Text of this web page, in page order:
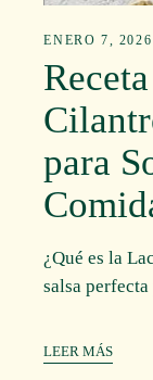
ENERO 7, 2026
para
¿Qué es la
salsa
LEER MÁS